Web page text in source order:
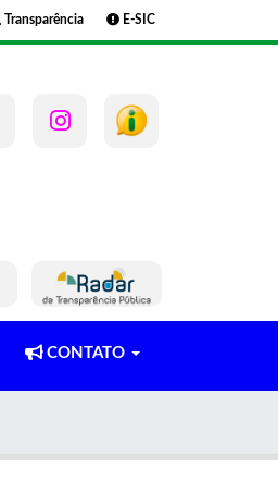
Transparência E-SIC
CONTATO